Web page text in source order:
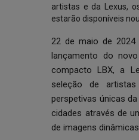
artistas e da Lexus,
estarão disponíveis
22 de maio de
lançamento do
compacto LBX, a
seleção de
perspetivas únicas
cidades através de
de imagens